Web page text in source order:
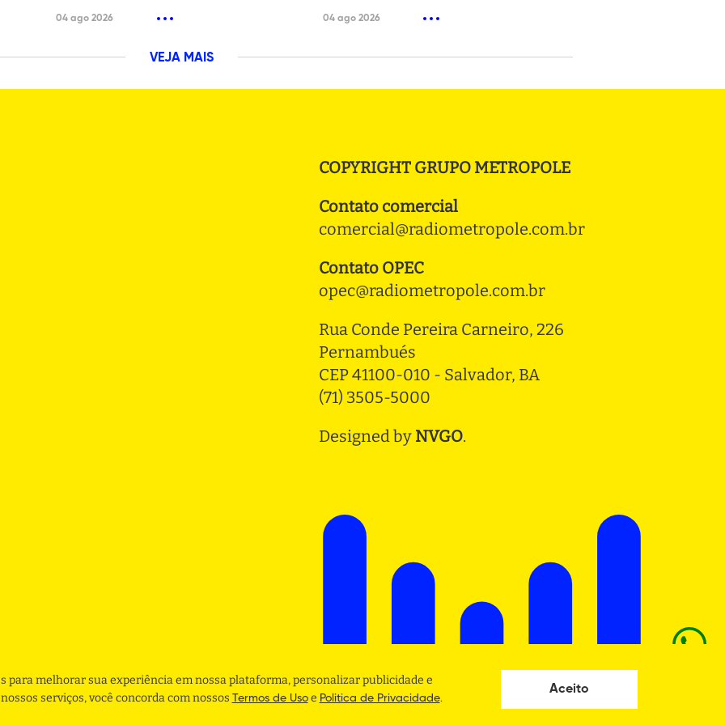
04 ago 2026 04 ago 2026
VEJA MAIS
COPYRIGHT GRUPO METROPOLE
Contato comercial
comercial@radiometropole.com.br
Contato OPEC
opec@radiometropole.com.br
Rua Conde Pereira Carneiro, 226
Pernambués
CEP 41100-010 - Salvador, BA
(71) 3505-5000
Designed by NVGO.
para melhorar sua experiência em nossa plataforma, personalizar publicidade e
serviços, você concorda com nossos Termos de Usoe Politica de Privacidade.
Aceito